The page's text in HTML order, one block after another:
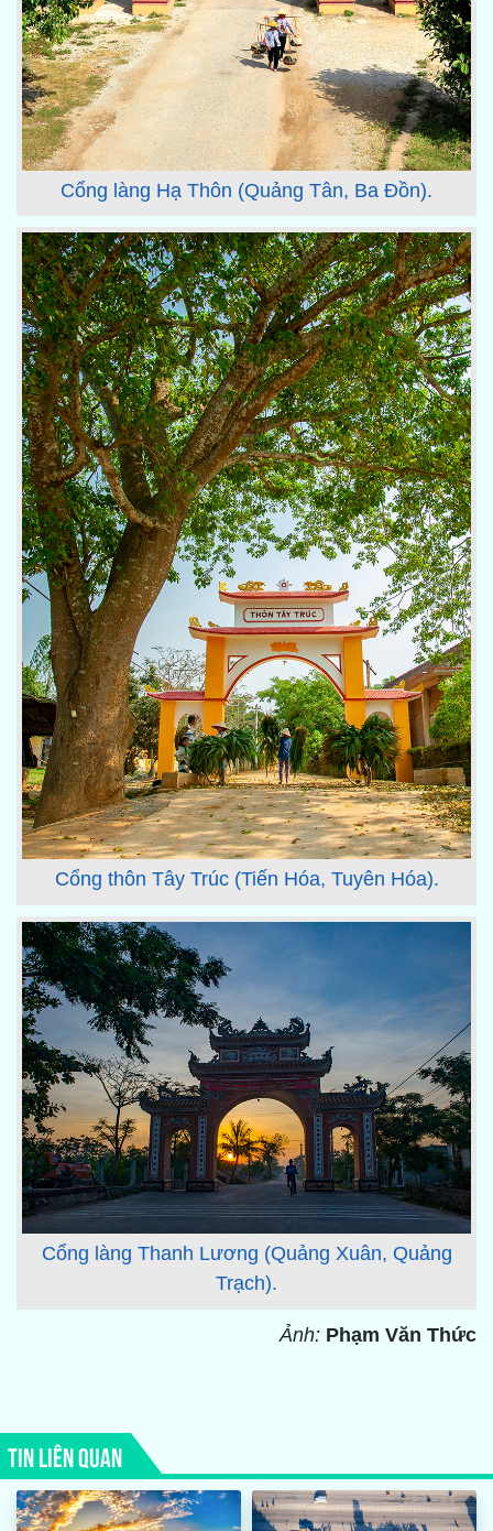
Cổng làng Hạ Thôn (Quảng Tân, Ba Đồn).
Cổng thôn Tây Trúc (Tiến Hóa, Tuyên Hóa).
Cổng làng Thanh Lương (Quảng Xuân, Quảng
Trạch).
Ảnh: Phạm Văn Thức
TIN LIÊN QUAN